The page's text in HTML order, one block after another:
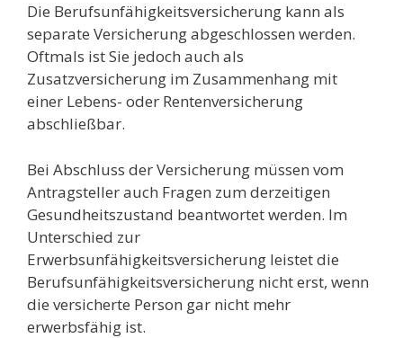
Die Berufsunfähigkeitsversicherung kann als
separate Versicherung abgeschlossen werden.
Oftmals ist Sie jedoch auch als
Zusatzversicherung im Zusammenhang mit
einer Lebens- oder Rentenversicherung
abschließbar.
Bei Abschluss der Versicherung müssen vom
Antragsteller auch Fragen zum derzeitigen
Gesundheitszustand beantwortet werden. Im
Unterschied zur
Erwerbsunfähigkeitsversicherung leistet die
Berufsunfähigkeitsversicherung nicht erst, wenn
die versicherte Person gar nicht mehr
erwerbsfähig ist.